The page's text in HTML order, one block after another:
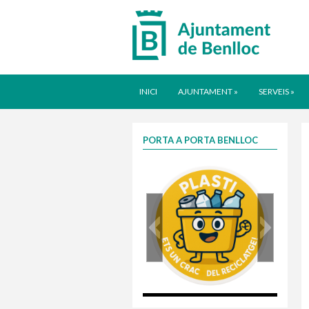
INICI AJUNTAMENT » SERVEIS »
PORTA A PORTA BENLLOC